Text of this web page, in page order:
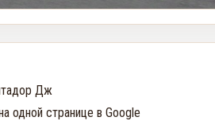
Дж
одной странице в Google